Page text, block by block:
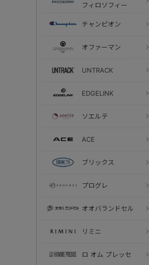
フィロソフィー
チャンピオン
オファーマン
UNTRACK
EDGELINK
ソエルテ
ACE
ブリックス
プログレ
オオバランドセル
リミニ
ロ オム プレッセ